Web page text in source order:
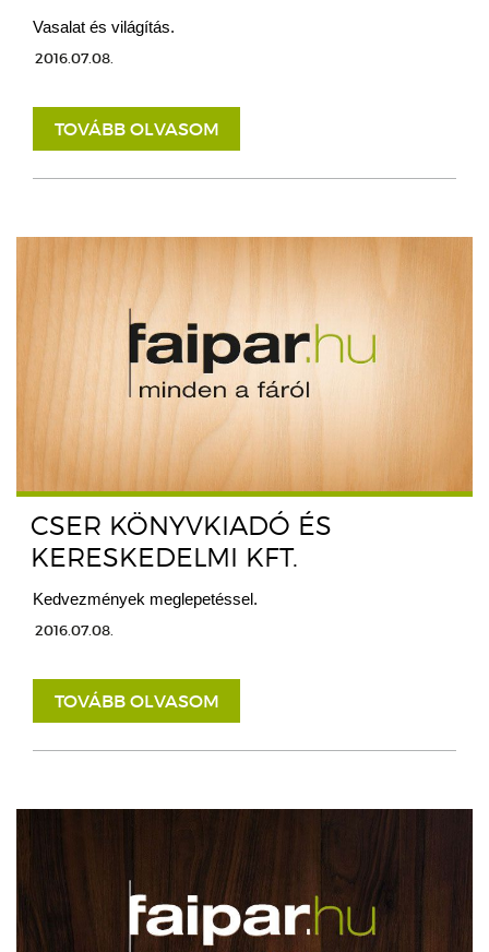
Vasalat és világítás.
2016.07.08.
TOVÁBB OLVASOM
CSER KÖNYVKIADÓ ÉS
KERESKEDELMI KFT.
Kedvezmények meglepetéssel.
2016.07.08.
TOVÁBB OLVASOM